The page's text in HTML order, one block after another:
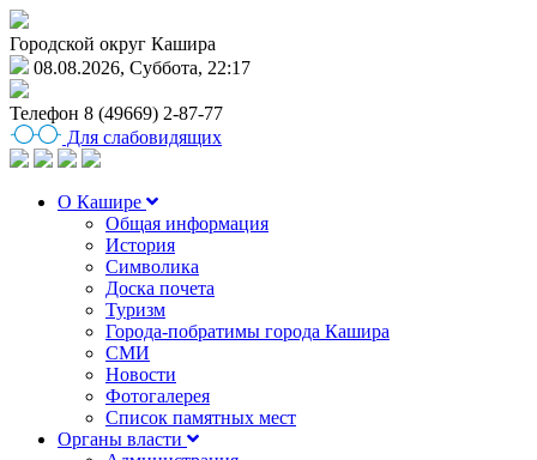
Городской округ Кашира
08.08.2026, Суббота, 22:17
Телефон 8 (49669) 2-87-77
Для слабовидящих
О Кашире
Общая информация
История
Символика
Доска почета
Туризм
Города-побратимы города Кашира
СМИ
Новости
Фотогалерея
Список памятных мест
Органы власти